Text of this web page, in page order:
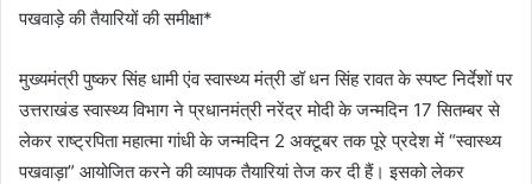
पखवाड़े की तैयारियों की समीक्षा*
मुख्यमंत्री पुष्कर सिंह धामी एंव स्वास्थ्य मंत्री डॉ धन सिंह रावत के स्पष्ट निर्देशों पर
उत्तराखंड स्वास्थ्य विभाग ने प्रधानमंत्री नरेंद्र मोदी के जन्मदिन 17 सितम्बर से
लेकर राष्ट्रपिता महात्मा गांधी के जन्मदिन 2 अक्टूबर तक पूरे प्रदेश में “स्वास्थ्य
पखवाड़ा” आयोजित करने की व्यापक तैयारियां तेज कर दी हैं। इसको लेकर